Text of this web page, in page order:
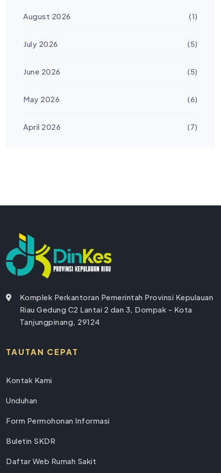
August 2026 (1)
July 2026 (5)
June 2026 (5)
May 2026 (6)
April 2026 (7)
Komplek Perkantoran Pemerintah Provinsi Kepulauan
Riau Gedung C2 Lantai 2 dan 3, Dompak - Kota
Tanjungpinang, 29124
TAUTAN CEPAT
Kontak Kami
Unduhan
Form Permohonan Informasi
Buletin SKDR
Daftar Web Rumah Sakit